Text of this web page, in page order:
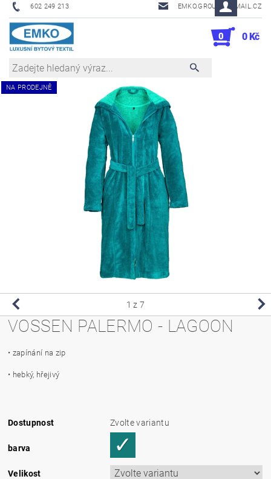
602 249 213 EMKO.GROUSL@EMAIL.CZ
0 0 Kč
NA PRODEJNĚ
1 z 7
VOSSEN PALERMO - LAGOON
• zapínání na zip
• hebký, hřejivý
Dostupnost Zvolte variantu
barva
Velikost